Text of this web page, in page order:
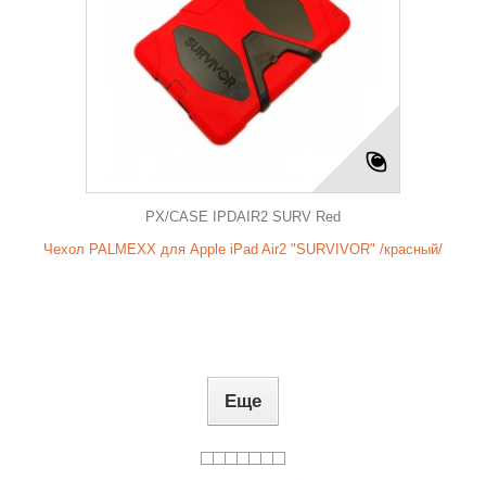
PX/CASE IPDAIR2 SURV Red
Чехол PALMEXX для Apple iPad Air2 "SURVIVOR" /красный/
Еще